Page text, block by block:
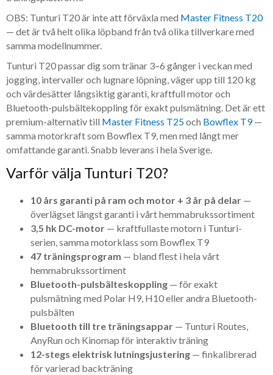
OBS: Tunturi T20 är inte att förväxla med Master Fitness T20
— det är två helt olika löpband från två olika tillverkare med
samma modellnummer.
Tunturi T20 passar dig som tränar 3–6 gånger i veckan med
jogging, intervaller och lugnare löpning, väger upp till 120 kg
och värdesätter långsiktig garanti, kraftfull motor och
Bluetooth-pulsbältekoppling för exakt pulsmätning. Det är ett
premium-alternativ till Master Fitness T25och Bowflex T9—
samma motorkraft som Bowflex T9, men med långt mer
omfattande garanti. Snabb leverans i hela Sverige.
Varför välja Tunturi T20?
10 års garanti på ram och motor + 3 år på delar —
överlägset längst garanti i vårt hemmabrukssortiment
3,5 hk DC-motor — kraftfullaste motorn i Tunturi-
serien, samma motorklass som Bowflex T9
47 träningsprogram — bland flest i hela vårt
hemmabrukssortiment
Bluetooth-pulsbälteskoppling — för exakt
pulsmätning med Polar H9, H10 eller andra Bluetooth-
pulsbälten
Bluetooth till tre träningsappar — Tunturi Routes,
AnyRun och Kinomap för interaktiv träning
12-stegs elektrisk lutningsjustering — finkalibrerad
för varierad backträning